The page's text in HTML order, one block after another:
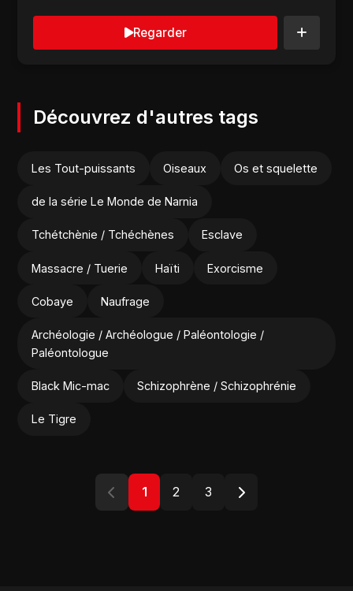
Regarder
Découvrez d'autres tags
Les Tout-puissants Oiseaux Os et squelette
de la série Le Monde de Narnia
Tchétchènie / Tchéchènes Esclave
Massacre / Tuerie Haïti Exorcisme
Cobaye Naufrage
Archéologie / Archéologue / Paléontologie /
Paléontologue
Black Mic-mac Schizophrène / Schizophrénie
Le Tigre
1 2 3